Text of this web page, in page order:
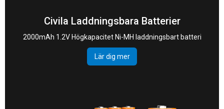
Civila Laddningsbara Batterier
2000mAh 1.2V Högkapacitet Ni-MH laddningsbart batteri
Lär dig mer